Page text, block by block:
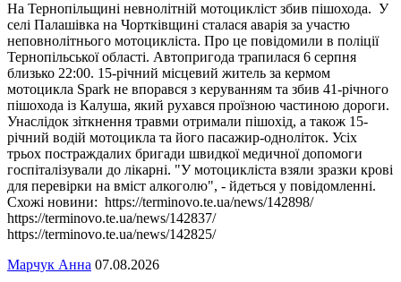
На Тернопільщині невнолітній мотоцикліст збив пішохода. У
селі Палашівка на Чортківщині сталася аварія за участю
неповнолітнього мотоцикліста. Про це повідомили в поліції
Тернопільської області. Автопригода трапилася 6 серпня
близько 22:00. 15-річний місцевий житель за кермом
мотоцикла Spark не впорався з керуванням та збив 41-річного
пішохода із Калуша, який рухався проїзною частиною дороги.
Унаслідок зіткнення травми отримали пішохід, а також 15-
річний водій мотоцикла та його пасажир-одноліток. Усіх
трьох постраждалих бригади швидкої медичної допомоги
госпіталізували до лікарні. "У мотоцикліста взяли зразки крові
для перевірки на вміст алкоголю", - йдеться у повідомленні.
Схожі новини: https://terminovo.te.ua/news/142898/
https://terminovo.te.ua/news/142837/
https://terminovo.te.ua/news/142825/
Марчук Анна 07.08.2026